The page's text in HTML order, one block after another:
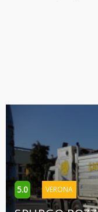
5.0 VERONA